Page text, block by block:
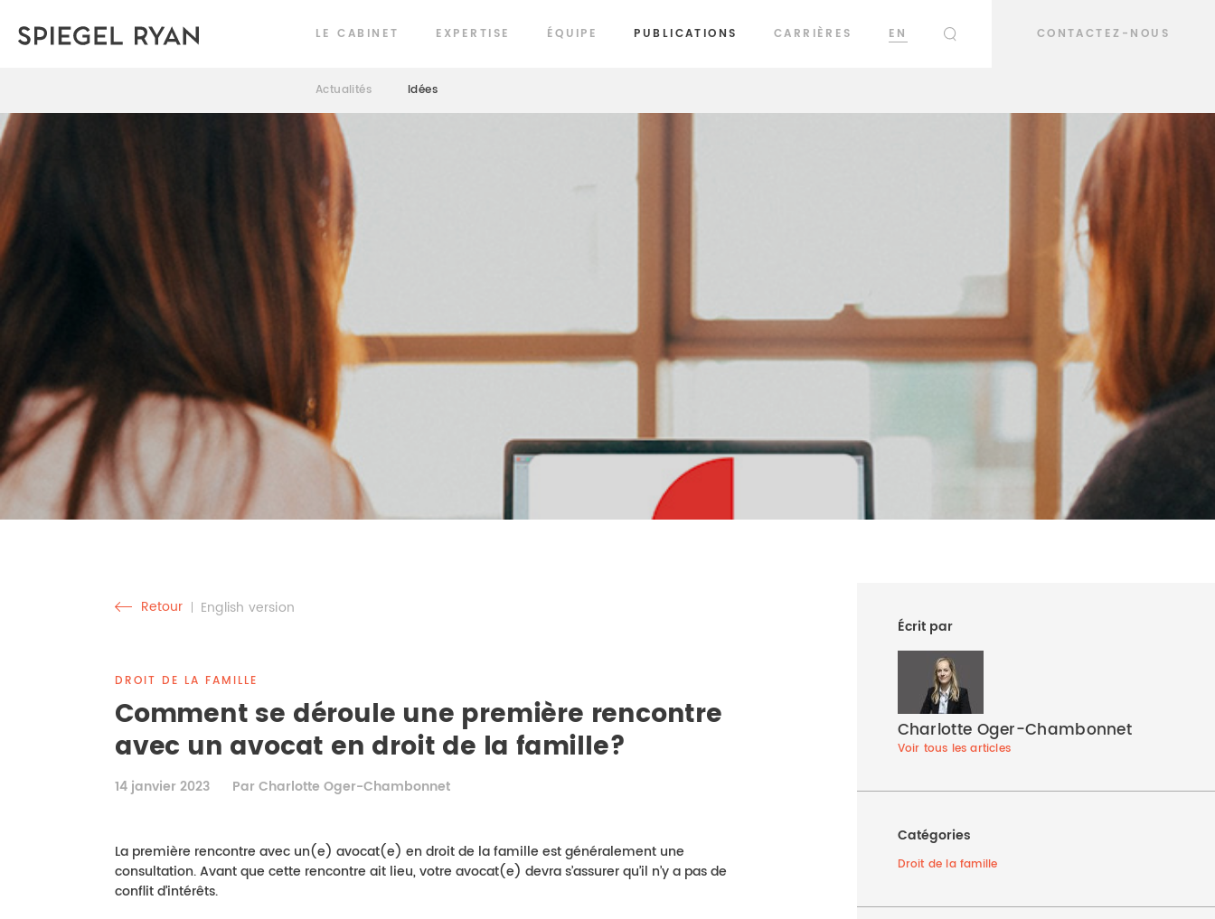
LE CABINET EXPERTISE ÉQUIPE PUBLICATIONS CARRIÈRES
EN
CONTACTEZ-NOUS
Actualités Idées
Écrit par
Charlotte Oger-Chambonnet
Voir tous les articles
Catégories
Droit de la famille
Retour English version
DROIT DE LA FAMILLE
Comment se déroule une première rencontre
avec un avocat en droit de la famille?
14 janvier 2023 Par Charlotte Oger-Chambonnet
La première rencontre avec un(e) avocat(e) en droit de la famille est généralement une
consultation. Avant que cette rencontre ait lieu, votre avocat(e) devra s’assurer qu’il n’y a pas de
conflit d’intérêts.